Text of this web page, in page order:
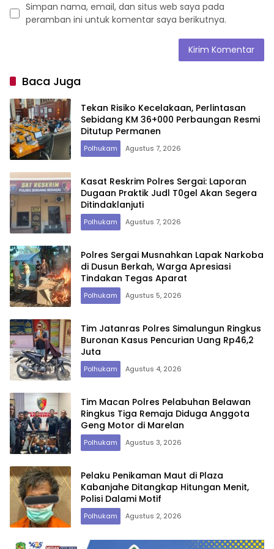
Simpan nama, email, dan situs web saya pada
peramban ini untuk komentar saya berikutnya.
Baca Juga
Tekan Risiko Kecelakaan, Perlintasan
Sebidang KM 36+000 Perbaungan Resmi
Ditutup Permanen
Polhukam Agustus 7, 2026
Kasat Reskrim Polres Sergai: Laporan
Dugaan Praktik Judl T0gel Akan Segera
Ditindaklanjuti
Polhukam Agustus 7, 2026
Polres Sergai Musnahkan Lapak Narkoba
di Dusun Berkah, Warga Apresiasi
Tindakan Tegas Aparat
Polhukam Agustus 5, 2026
Tim Jatanras Polres Simalungun Ringkus
Buronan Kasus Pencurian Uang Rp46,2
Juta
Polhukam Agustus 4, 2026
Tim Macan Polres Pelabuhan Belawan
Ringkus Tiga Remaja Diduga Anggota
Geng Motor di Marelan
Polhukam Agustus 3, 2026
Pelaku Penikaman Maut di Plaza
Kabanjahe Ditangkap Hitungan Menit,
Polisi Dalami Motif
Polhukam Agustus 2, 2026